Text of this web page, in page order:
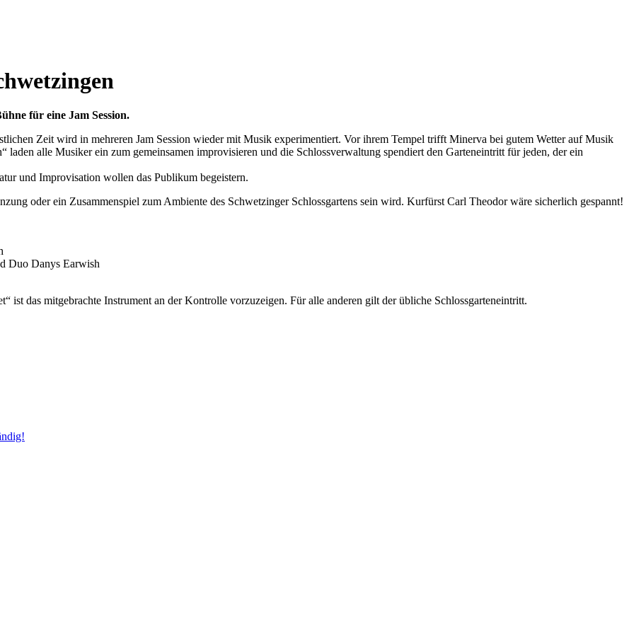
für eine Jam Session.
Zeit wird in mehreren Jam Session wieder mit Musik experimentiert. Vor ihrem Tempel trifft Minerva bei gutem Wetter auf Musik
laden alle Musiker ein zum gemeinsamen improvisieren und die Schlossverwaltung spendiert den Garteneintritt für jeden, der ein
und Improvisation wollen das Publikum begeistern.
oder ein Zusammenspiel zum Ambiente des Schwetzinger Schlossgartens sein wird. Kurfürst Carl Theodor wäre sicherlich gespannt!
Duo Danys Earwish
ist das mitgebrachte Instrument an der Kontrolle vorzuzeigen. Für alle anderen gilt der übliche Schlossgarteneintritt.